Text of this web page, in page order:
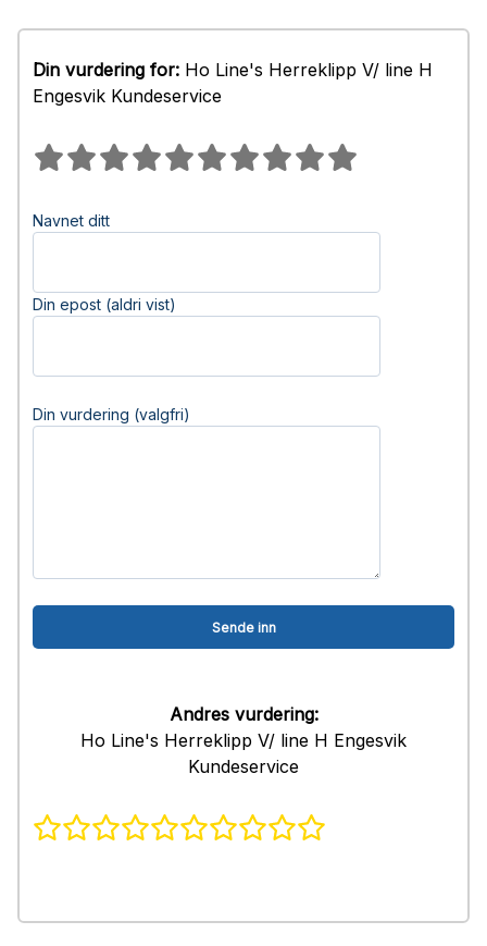
Din vurdering for: Ho Line's Herreklipp V/ line H
Engesvik Kundeservice
Navnet ditt
Din epost (aldri vist)
Din vurdering (valgfri)
Andres vurdering:
Ho Line's Herreklipp V/ line H Engesvik
Kundeservice